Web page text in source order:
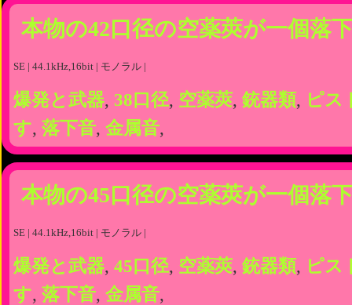
本物の42口径の空薬莢が一個落
SE | 44.1kHz,16bit | モノラル |
爆発と武器, 38口径, 空薬莢, 銃器類, ピス
す, 落下音, 金属音,
本物の45口径の空薬莢が一個落
SE | 44.1kHz,16bit | モノラル |
爆発と武器, 45口径, 空薬莢, 銃器類, ピス
す, 落下音, 金属音,